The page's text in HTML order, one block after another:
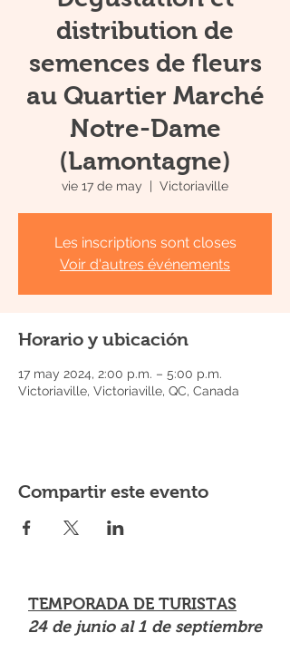
distribution de
semences de fleurs
au Quartier Marché
Notre-Dame
(Lamontagne)
vie 17 de may Victoriaville
Les inscriptions sont closes
Voir d'autres événements
Horario y ubicación
17 may 2024, 2:00 p.m. – 5:00 p.m.
Victoriaville, Victoriaville, QC, Canada
Compartir este evento
TEMPORADA DE TURISTAS
24 de junio al 1 de septiembre